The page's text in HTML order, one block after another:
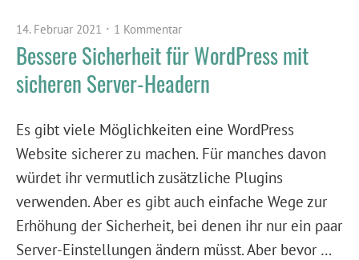
14. Februar 2021 1 Kommentar
Bessere Sicherheit für WordPress mit
sicheren Server-Headern
Es gibt viele Möglichkeiten eine WordPress
Website sicherer zu machen. Für manches davon
würdet ihr vermutlich zusätzliche Plugins
verwenden. Aber es gibt auch einfache Wege zur
Erhöhung der Sicherheit, bei denen ihr nur ein paar
Server-Einstellungen ändern müsst. Aber bevor …